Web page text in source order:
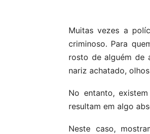
Muitas vezes a
criminoso. Para
rosto de alguém de
nariz achatado,
No entanto,
resultam em algo
Neste caso,